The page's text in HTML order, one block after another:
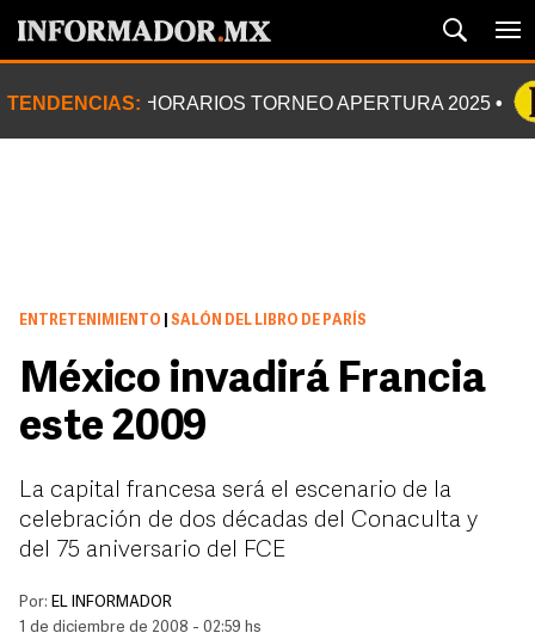
TENDENCIAS: HORARIOS TORNEO APERTURA 2025
ENTRETENIMIENTO SALÓN DEL LIBRO DE PARÍS
México invadirá Francia
este 2009
La capital francesa será el escenario de la
celebración de dos décadas del Conaculta y
del 75 aniversario del FCE
Por: EL INFORMADOR
1 de diciembre de 2008 - 02:59 hs